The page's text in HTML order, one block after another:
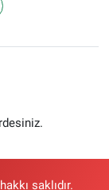
saklıdır.